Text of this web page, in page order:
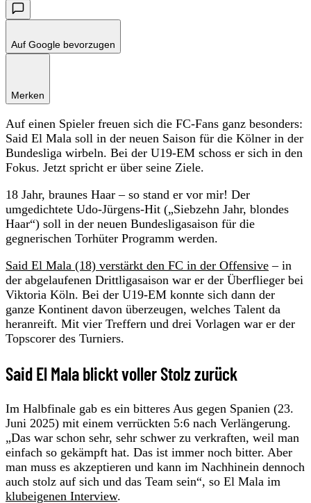
Auf Google bevorzugen
Merken
Auf einen Spieler freuen sich die FC-Fans ganz besonders:
Said El Mala soll in der neuen Saison für die Kölner in der
Bundesliga wirbeln. Bei der U19-EM schoss er sich in den
Fokus. Jetzt spricht er über seine Ziele.
18 Jahr, braunes Haar – so stand er vor mir! Der
umgedichtete Udo-Jürgens-Hit („Siebzehn Jahr, blondes
Haar“) soll in der neuen Bundesligasaison für die
gegnerischen Torhüter Programm werden.
Said El Mala (18) verstärkt den FC in der Offensive – in
der abgelaufenen Drittligasaison war er der Überflieger bei
Viktoria Köln. Bei der U19-EM konnte sich dann der
ganze Kontinent davon überzeugen, welches Talent da
heranreift. Mit vier Treffern und drei Vorlagen war er der
Topscorer des Turniers.
Said El Mala blickt voller Stolz zurück
Im Halbfinale gab es ein bitteres Aus gegen Spanien (23.
Juni 2025) mit einem verrückten 5:6 nach Verlängerung.
„Das war schon sehr, sehr schwer zu verkraften, weil man
einfach so gekämpft hat. Das ist immer noch bitter. Aber
man muss es akzeptieren und kann im Nachhinein dennoch
auch stolz auf sich und das Team sein“, so El Mala im
klubeigenen Interview.